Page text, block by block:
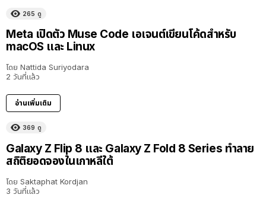
265 ดู
Meta เปิดตัว Muse Code เอเจนต์เขียนโค้ดสำหรับ
macOS และ Linux
โดย Nattida Suriyodara
2 วันที่แล้ว
อ่านเพิ่มเติม
369 ดู
Galaxy Z Flip 8 และ Galaxy Z Fold 8 Series ทำลาย
สถิติยอดจองในเกาหลีใต้
โดย Saktaphat Kordjan
3 วันที่แล้ว